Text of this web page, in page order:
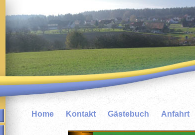
Home Kontakt Gästebuch Anfahrt